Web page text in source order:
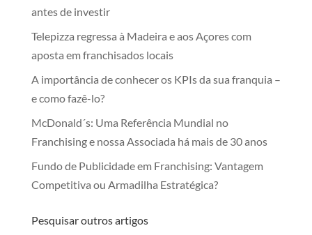
antes de investir
Telepizza regressa à Madeira e aos Açores com
aposta em franchisados locais
A importância de conhecer os KPIs da sua franquia –
e como fazê-lo?
McDonald´s: Uma Referência Mundial no
Franchising e nossa Associada há mais de 30 anos
Fundo de Publicidade em Franchising: Vantagem
Competitiva ou Armadilha Estratégica?
Pesquisar outros artigos